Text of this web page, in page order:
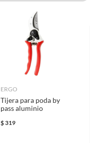
Fertilizantes y Abonos
ERGO
Tijera para poda by
pass aluminio
$319